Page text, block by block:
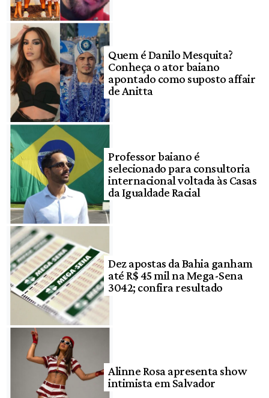
Quem é Danilo Mesquita?
Conheça o ator baiano
apontado como suposto affair
de Anitta
Professor baiano é
selecionado para consultoria
internacional voltada às Casas
da Igualdade Racial
Dez apostas da Bahia ganham
até R$ 45 mil na Mega-Sena
3042; confira resultado
Alinne Rosa apresenta show
intimista em Salvador